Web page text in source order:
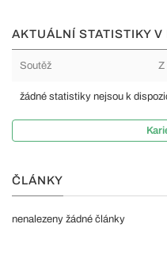
AKTUÁLNÍ STATISTIKY
Soutěž Z
žádné statistiky nejsou k
ČLÁNKY
nenalezeny žádné články